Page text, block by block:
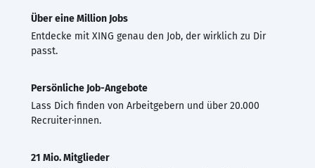
Über eine Million Jobs
Entdecke mit XING genau den Job, der wirklich zu Dir
passt.
Persönliche Job-Angebote
Lass Dich finden von Arbeitgebern und über 20.000
Recruiter·innen.
21 Mio. Mitglieder